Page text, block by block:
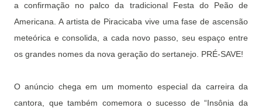
a confirmação no palco da tradicional Festa do Peão de
Americana. A artista de Piracicaba vive uma fase de ascensão
meteórica e consolida, a cada novo passo, seu espaço entre
os grandes nomes da nova geração do sertanejo. PRÉ-SAVE!
O anúncio chega em um momento especial da carreira da
cantora, que também comemora o sucesso de “Insônia da